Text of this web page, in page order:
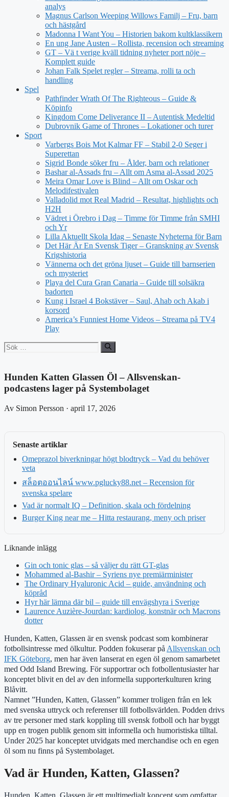
analys
Magnus Carlson Weeping Willows Familj – Fru, barn
och hästgård
Madonna I Want You – Historien bakom kultklassikern
En ung Jane Austen – Rollista, recension och streaming
GT – Vä t verige kväll tidning nyheter port nöje –
Komplett guide
Johan Falk Spelet regler – Streama, rolli ta och
handling
Spel
Pathfinder Wrath Of The Righteous – Guide &
Köpinfo
Kingdom Come Deliverance II – Autentisk Medeltid
Dubrovnik Game of Thrones – Lokationer och turer
Sport
Varbergs Bois Mot Kalmar FF – Stabil 2-0 Seger i
Superettan
Sigrid Bonde söker fru – Ålder, barn och relationer
Bashar al-Assads fru – Allt om Asma al-Assad 2025
Meira Omar Love is Blind – Allt om Oskar och
Melodifestivalen
Valladolid mot Real Madrid – Resultat, highlights och
H2H
Vädret i Örebro i Dag – Timme för Timme från SMHI
och Yr
Lilla Aktuellt Skola Idag – Senaste Nyheterna för Barn
Det Här Är En Svensk Tiger – Granskning av Svensk
Krigshistoria
Vännerna och det gröna ljuset – Guide till barnserien
och mysteriet
Playa del Cura Gran Canaria – Guide till solsäkra
badorten
Kung i Israel 4 Bokstäver – Saul, Ahab och Akab i
korsord
America’s Funniest Home Videos – Streama på TV4
Play
Sök
efter:
Hunden Katten Glassen Öl – Allsvenskan-
podcastens lager på Systembolaget
Av Simon Persson · april 17, 2026
Senaste artiklar
Omeprazol biverkningar högt blodtryck – Vad du behöver
veta
สล็อตออนไลน์ www.pglucky88.net – Recension för
svenska spelare
Vad är normalt IQ – Definition, skala och fördelning
Burger King near me – Hitta restaurang, meny och priser
Liknande inlägg
Gin och tonic glas – så väljer du rätt GT-glas
Mohammed al-Bashir – Syriens nye premiärminister
The Ordinary Hyaluronic Acid – guide, användning och
köpråd
Hyr här lämna där bil – guide till envägshyra i Sverige
Laurence Auzière-Jourdan: kardiolog, konstnär och Macrons
dotter
Hunden, Katten, Glassen är en svensk podcast som kombinerar
fotbollsintresse med ölkultur. Podden fokuserar på Allsvenskan och
IFK Göteborg, men har även lanserat en egen öl genom samarbetet
med Odd Island Brewing. För supportrar och fotbollentusiaster har
konceptet blivit en del av den informella supporterkulturen kring
Blåvitt.
Namnet ”Hunden, Katten, Glassen” kommer troligen från en lek
med svenska uttryck och referenser till fotbollsvärlden. Podden drivs
av tre personer med stark koppling till svensk fotboll och har byggt
upp en trogen publik genom sitt informella och humoristiska tilltal.
Under 2025 har konceptet utvidgats med merchandise och en egen
öl som nu finns på Systembolaget.
Vad är Hunden, Katten, Glassen?
Hunden, Katten, Glassen är ett multimedialt koncept som omfattar